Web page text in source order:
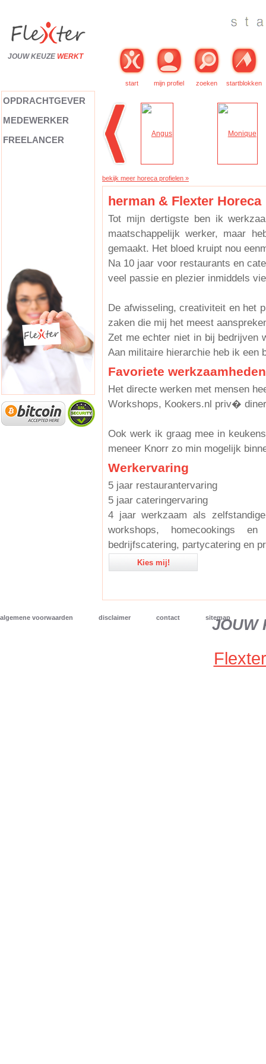
JOUW KEUZE WERKT
start mijn profiel zoeken startblokken
OPDRACHTGEVER
MEDEWERKER
FREELANCER
bekijk meer horeca profielen »
herman & Flexter Horeca
Tot mijn dertigste ben ik
maatschappelijk werker, maar
gemaakt. Het bloed kruipt nou
Na 10 jaar voor restaurants en
veel passie en plezier inmiddels
De afwisseling, creativiteit en het
zaken die mij het meest
Zet me echter niet in bij bedrijven
Aan militaire hierarchie heb ik een
Favoriete werkzaamheden
Het directe werken met mensen
Workshops, Kookers.nl priv�
Ook werk ik graag mee in
meneer Knorr zo min mogelijk
Werkervaring
5 jaar restaurantervaring
5 jaar cateringervaring
4 jaar werkzaam als
workshops, homecookings
bedrijfscatering, partycatering en
Kies mij!
algemene voorwaarden disclaimer contact sitemap
JOUW